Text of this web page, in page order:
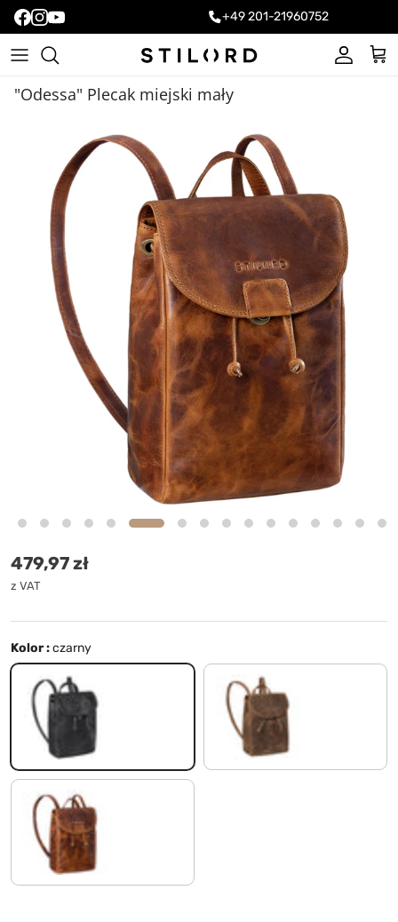
+49 201-21960752
Konto
"Odessa" Plecak miejski mały
Cena standardowa
479,97 zł
z VAT
Kolor :czarny
czarny średni brąz
kara - koniak